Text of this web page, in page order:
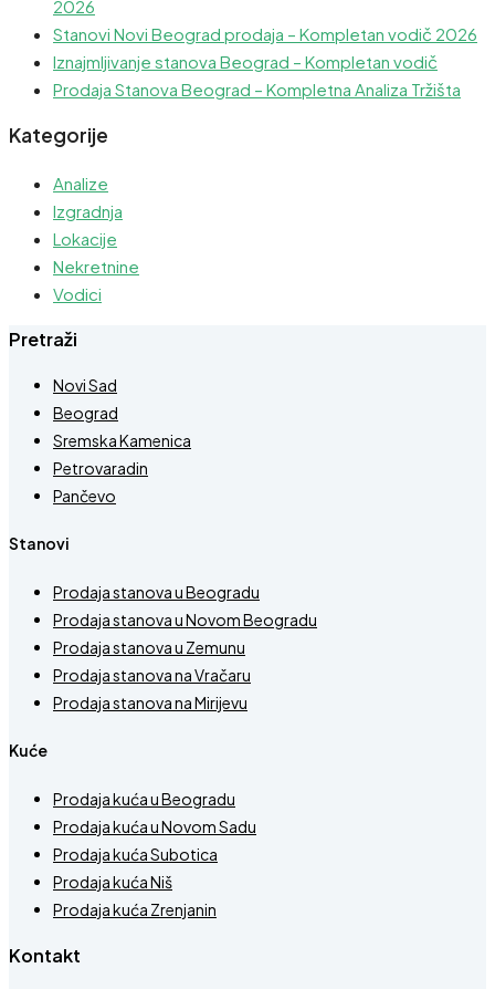
2026
Stanovi Novi Beograd prodaja – Kompletan vodič 2026
Iznajmljivanje stanova Beograd – Kompletan vodič
Prodaja Stanova Beograd – Kompletna Analiza Tržišta
Kategorije
Analize
Izgradnja
Lokacije
Nekretnine
Vodici
Pretraži
Novi Sad
Beograd
Sremska Kamenica
Petrovaradin
Pančevo
Stanovi
Prodaja stanova u Beogradu
Prodaja stanova u Novom Beogradu
Prodaja stanova u Zemunu
Prodaja stanova na Vračaru
Prodaja stanova na Mirijevu
Kuće
Prodaja kuća u Beogradu
Prodaja kuća u Novom Sadu
Prodaja kuća Subotica
Prodaja kuća Niš
Prodaja kuća Zrenjanin
Kontakt